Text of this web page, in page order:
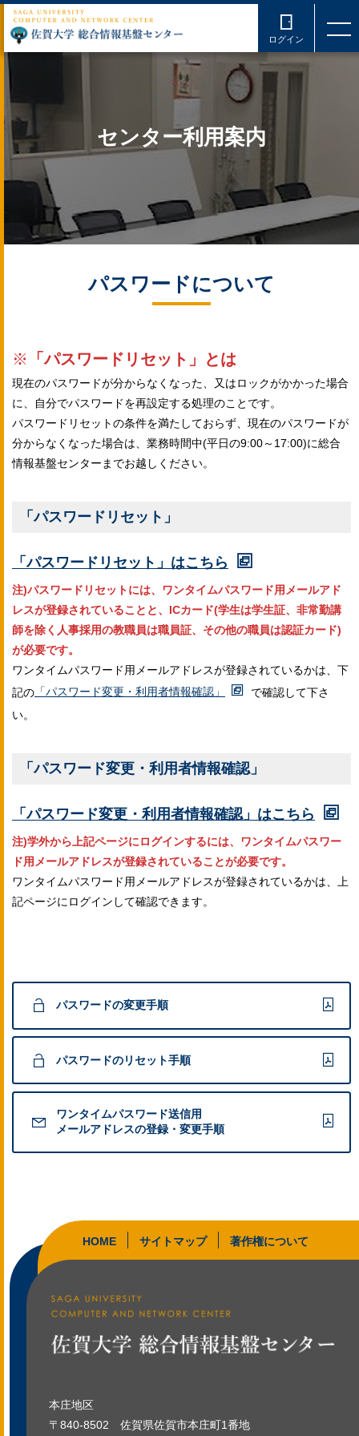
ログイン
センター利用案内
パスワードについて
※ 「パスワードリセット」とは
現在のパスワードが分からなくなった、又はロックがかかった場合
に、自分でパスワードを再設定する処理のことです。
パスワードリセットの条件を満たしておらず、現在のパスワードが
分からなくなった場合は、業務時間中(平日の9:00～17:00)に総合
情報基盤センターまでお越しください。
「パスワードリセット」
「パスワードリセット」はこちら
注)パスワードリセットには、ワンタイムパスワード用メールアド
レスが登録されていることと、ICカード(学生は学生証、非常勤講
師を除く人事採用の教職員は職員証、その他の職員は認証カード)
が必要です。
ワンタイムパスワード用メールアドレスが登録されているかは、下
記の 「パスワード変更・利用者情報確認」
で確認して下さ
い。
「パスワード変更・利用者情報確認」
「パスワード変更・利用者情報確認」はこちら
注)学外から上記ページにログインするには、ワンタイムパスワー
ド用メールアドレスが登録されていることが必要です。
ワンタイムパスワード用メールアドレスが登録されているかは、上
記ページにログインして確認できます。
パスワードの変更手順
パスワードのリセット手順
ワンタイムパスワード送信用
メールアドレスの登録・変更手順
HOME サイトマップ 著作権について
本庄地区
〒840-8502
佐賀県佐賀市本庄町1番地